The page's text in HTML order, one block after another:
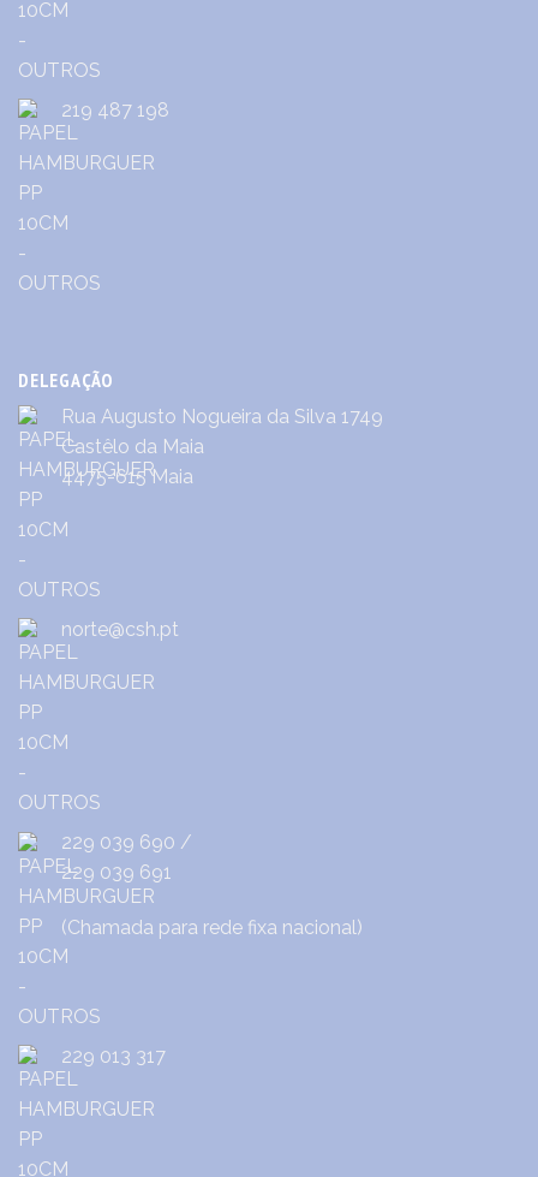
219 487 198
DELEGAÇÃO
Rua Augusto Nogueira da Silva 1749
Castêlo da Maia
4475-615 Maia
norte@csh.pt
229 039 690 /
229 039 691
(Chamada para rede fixa nacional)
229 013 317